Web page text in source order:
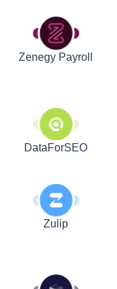
Zenegy Payroll
DataForSEO
Zulip